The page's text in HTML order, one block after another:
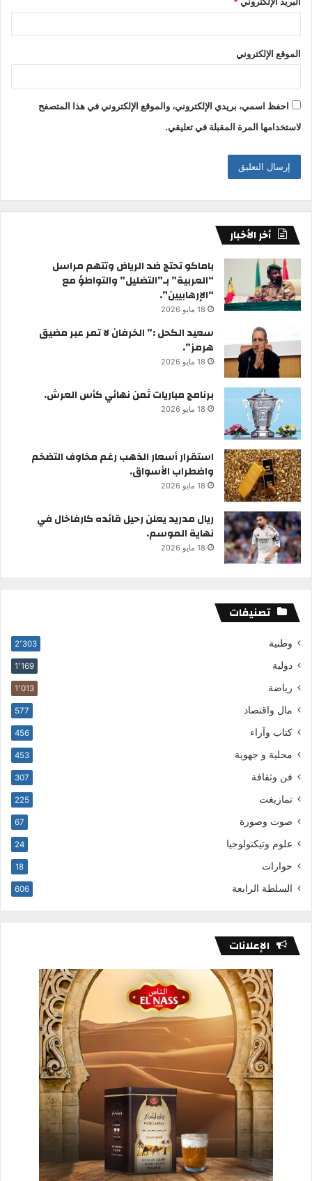
الموقع الإلكتروني
احفظ اسمي، بريدي الإلكتروني، والموقع الإلكتروني في هذا المتصفح
لاستخدامها المرة المقبلة في تعليقي.
أخر الأخبار
باماكو تحتج ضد الرياض وتتهم مراسل
“العربية” بـ”التضليل” والتواطؤ مع
“الإرهابيين”.
18 مايو 2026
سعيد الكحل :” الخرفان لا تمر عبر مضيق
هرمز”.
18 مايو 2026
برنامج مباريات ثمن نهائي كأس العرش.
18 مايو 2026
استقرار أسعار الذهب رغم مخاوف التضخم
واضطراب الأسواق.
18 مايو 2026
ريال مدريد يعلن رحيل قائده كارفاخال في
نهاية الموسم.
18 مايو 2026
تصنيفات
وطنية 2٬303
دولية 1٬169
رياضة 1٬013
مال واقتصاد 577
كتاب وآراء 456
محلية و جهوية 453
فن وثقافة 307
تمازيغت 225
صوت وصورة 67
علوم وتيكنولوجيا 24
حوارات 18
السلطة الرابعة 606
الإعلانات